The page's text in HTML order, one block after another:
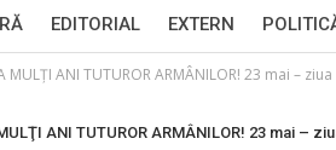
EDITORIAL EXTERN
MULŢI ANI TUTUROR ARMÂNILOR! 23 mai –
ANI TUTUROR ARMÂNILOR! 23 mai –